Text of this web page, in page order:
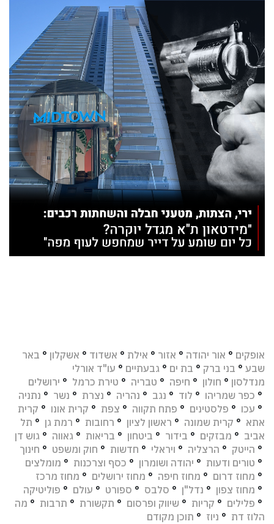
אופקים ° אור יהודה ° אזור ° אילת ° אשדוד ° אשקלון ° באר
שבע ° בני ברק ° בת ים ° גבעתיים ° עו"ד אורלי
מנדלסון ° חולון ° חיפה ° טבריה ° טירת כרמל ° ירושלים
° כפר שמריהו ° לוד ° נגב ° נהריה ° נצרת ° נשר ° נתניה
° עכו ° פלסטינים ° פתח תקווה ° צפת ° קרית אונו ° קרית
אתא ° קרית שמונה ° ראשון לציון ° רחובות ° רמת גן ° תל
אביב ° מבזקים ° בידור ° ביטחון ° בריאות ° גאווה ° גוש דן
° הייטק ° הרצליה ° ויראלי ° חדשות ° חוק ומשפט ° חינוך
° טורים ודעות ° יהודה ושומרון ° כסף וצרכנות ° מומלצים
° מחוז דרום ° מחוז חיפה ° מחוז ירושלים ° מחוז מרכז
° מחוז צפון ° נדל"ן ° סלבס ° ספורט ° עולם ° פוליטיקה
° פלילים ° קריות ° שיווק ופרסום ° תקשורת ° תרבות ° מה
הלוז דת ° ניוז ° תוכן מקודם